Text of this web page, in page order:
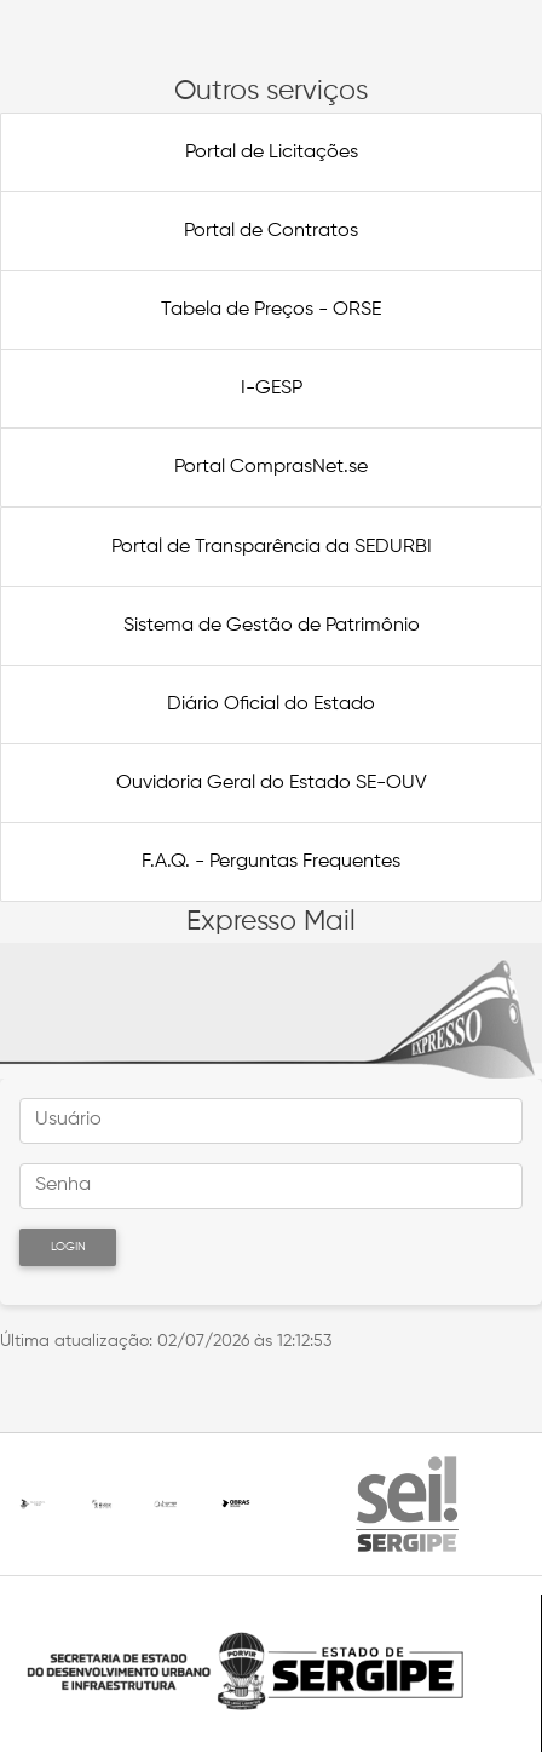
Outros serviços
Portal de Licitações
Portal de Contratos
Tabela de Preços - ORSE
I-GESP
Portal ComprasNet.se
Portal de Transparência da SEDURBI
Sistema de Gestão de Patrimônio
Diário Oficial do Estado
Ouvidoria Geral do Estado SE-OUV
F.A.Q. - Perguntas Frequentes
Expresso Mail
LOGIN
Última atualização: 02/07/2026 às 12:12:53